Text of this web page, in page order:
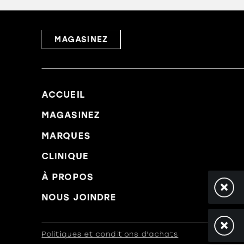
MAGASINEZ
ACCUEIL
MAGASINEZ
MARQUES
CLINIQUE
À PROPOS
NOUS JOINDRE
Politiques et conditions d'achats